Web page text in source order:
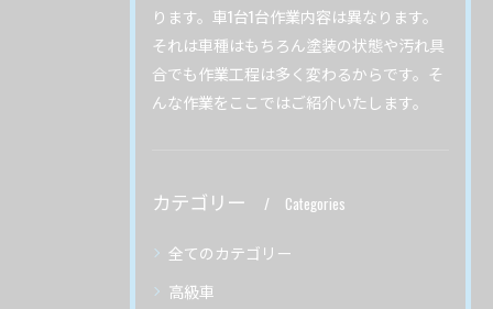
ります。車1台1台作業内容は異なります。
それは車種はもちろん塗装の状態や汚れ具
合でも作業工程は多く変わるからです。そ
んな作業をここではご紹介いたします。
カテゴリー Categories
全てのカテゴリー
高級車